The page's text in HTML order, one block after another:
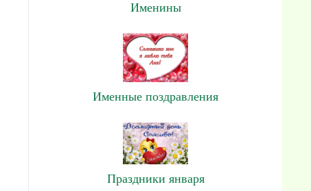
Именины
Именные поздравления
Праздники января